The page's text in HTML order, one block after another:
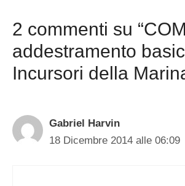
2 commenti su
addestramento
Incursori della
Gabriel Harvin
18 Dicembre 2014 alle 06:09